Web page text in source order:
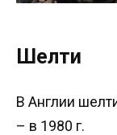
Шелти
В Англии
– в 1980 г.